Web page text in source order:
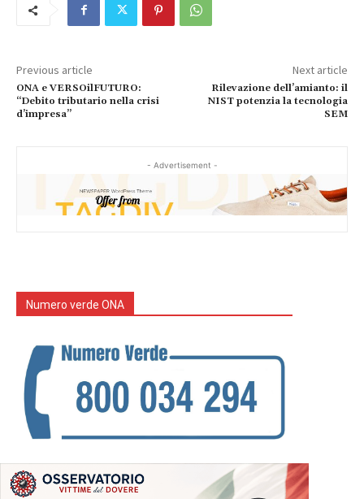
Previous article
ONA e VERSOilFUTURO:
“Debito tributario nella crisi
d’impresa”
Next article
Rilevazione dell’amianto: il
NIST potenzia la tecnologia
SEM
- Advertisement -
Numero verde ONA